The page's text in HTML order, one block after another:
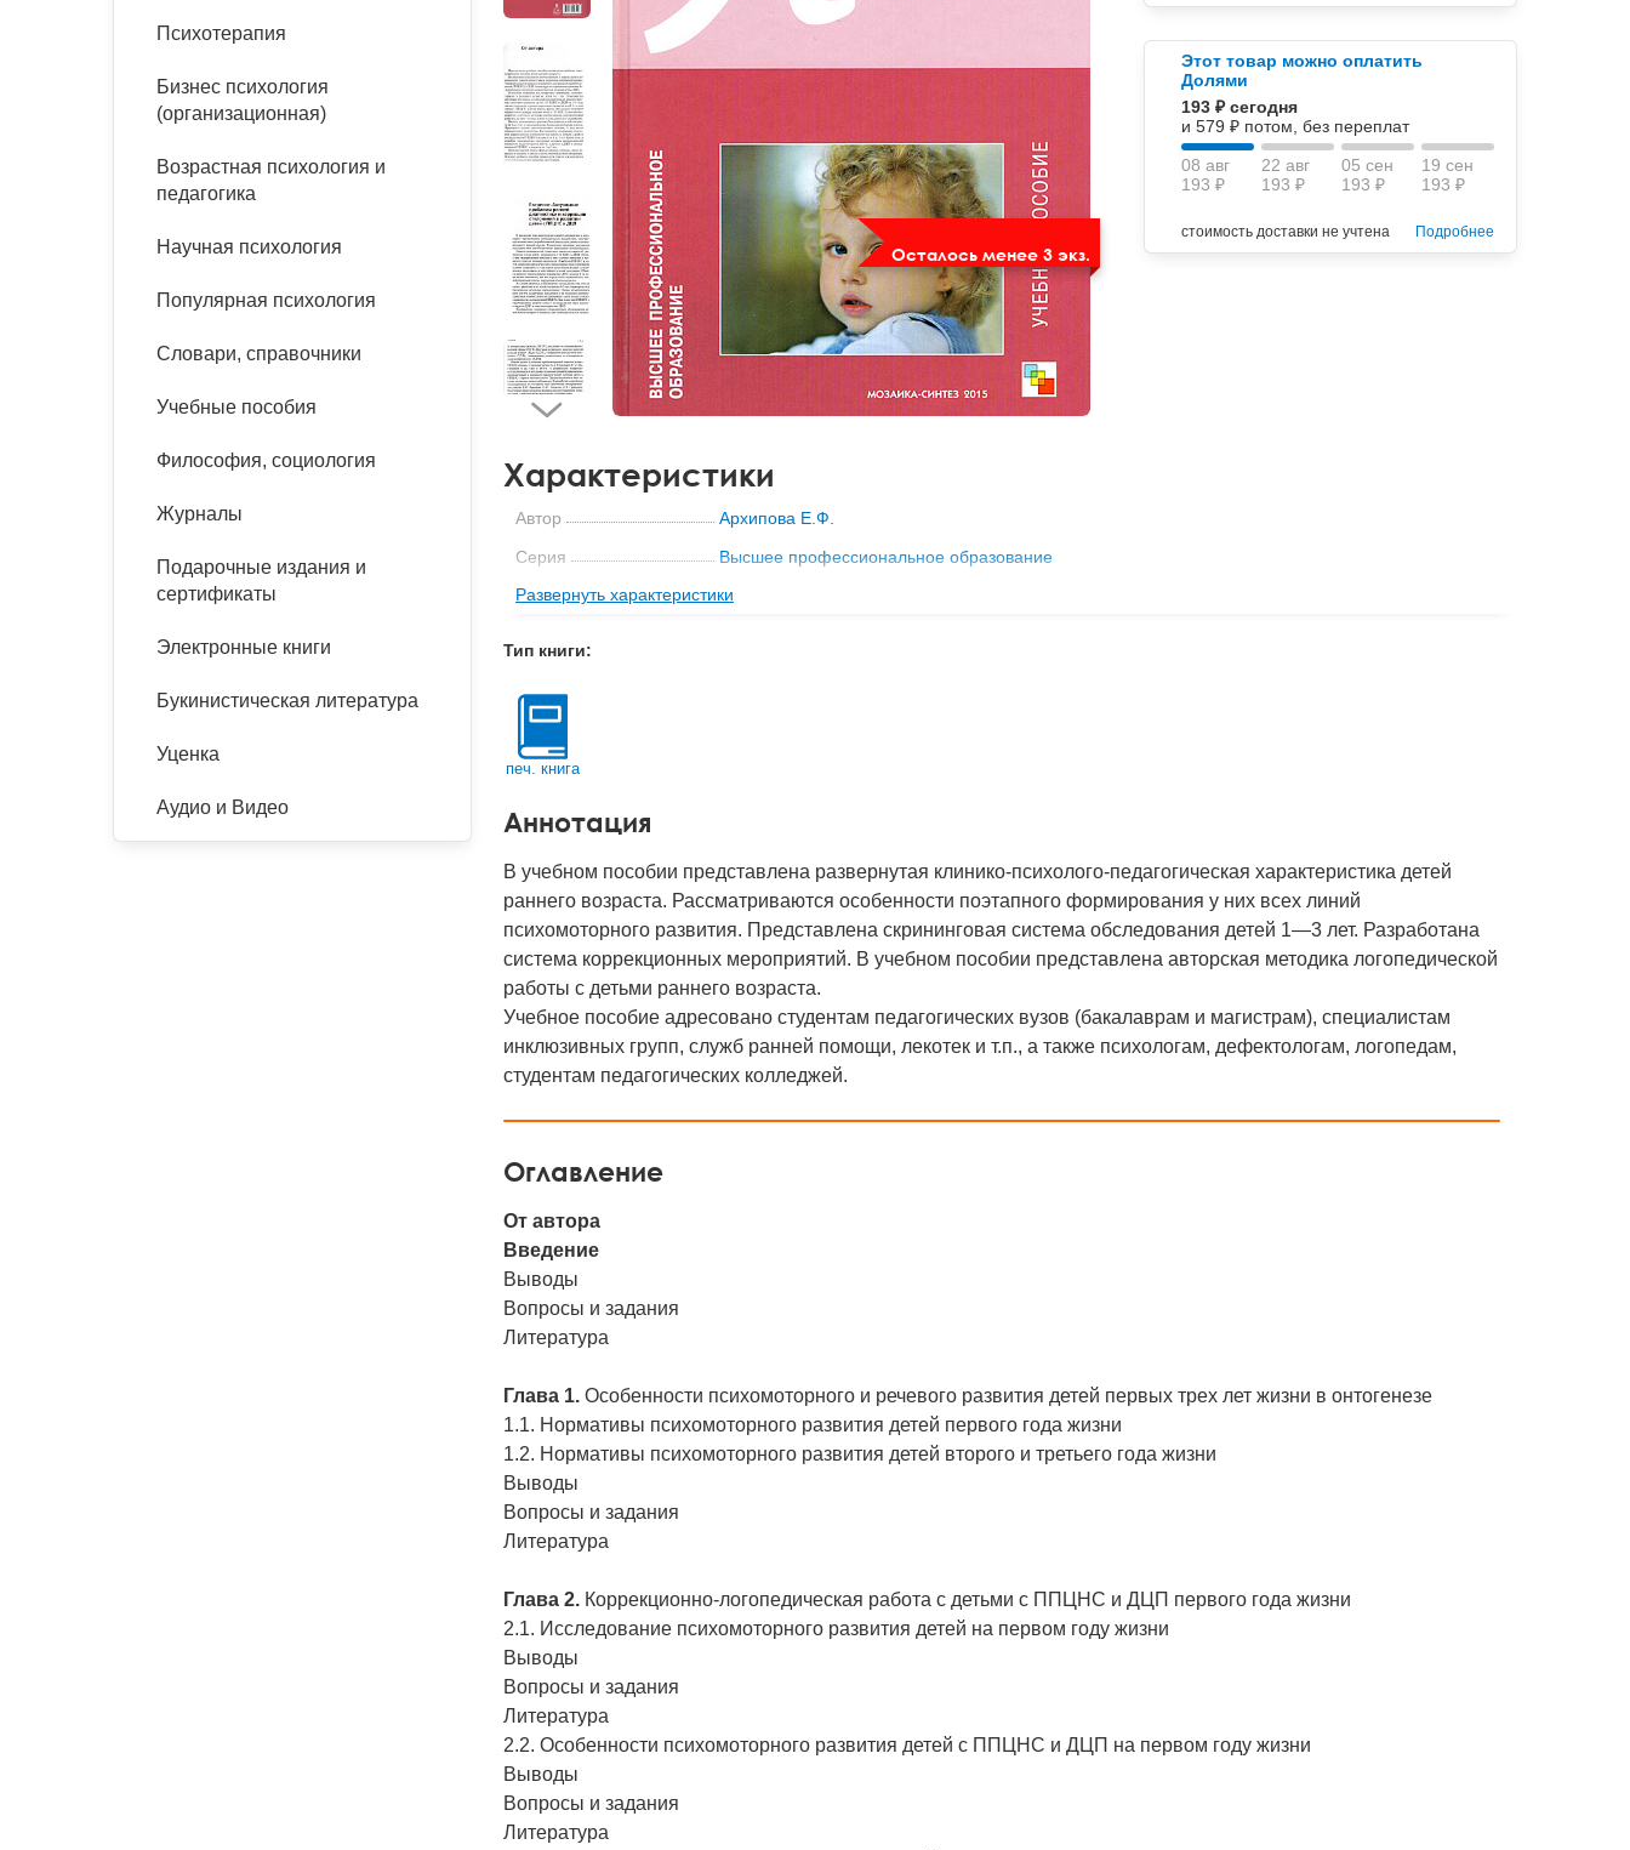
Расстройства пищевого
Тревожные расстройства,
Песочная терапия
Психодрама
Сказкотерапия
Другие направления
психотерапии
Классический, эриксоновский
Психология труда и
Психофизиология
Социальная психология
Социальная и
Учебная литература
Классический и юнгианский
Осталось менее 3 экз.
Этот товар можно оплатить
Долями
193 ₽ сегодня
и 579 ₽ потом, без переплат
08 авг
193 ₽
22 авг
193 ₽
05 сен
193 ₽
19 сен
193 ₽
стоимость доставки не учтена Подробнее
Характеристики
Автор
Архипова Е.Ф.
Серия
Высшее профессиональное образование
Издательство
Мозаика-Синтез
Тип обложки
Кол-во стр
ISBN
Код
25486
Развернуть характеристики
Тип книги:
печ. книга
Аннотация
В учебном пособии представлена развернутая клинико-психолого-педагогическая характеристика детей
раннего возраста. Рассматриваются особенности поэтапного формирования у них всех линий
психомоторного развития. Представлена скрининговая система обследования детей 1—3 лет. Разработана
система коррекционных мероприятий. В учебном пособии представлена авторская методика логопедической
работы с детьми раннего возраста.
Учебное пособие адресовано студентам педагогических вузов (бакалаврам и магистрам), специалистам
инклюзивных групп, служб ранней помощи, лекотек и т.п., а также психологам, дефектологам, логопедам,
студентам педагогических колледжей.
Оглавление
От автора
Введение
Выводы
Вопросы и задания
Литература
Глава 1. Особенности психомоторного и речевого развития детей первых трех лет жизни в онтогенезе
1.1. Нормативы психомоторного развития детей первого года жизни
1.2. Нормативы психомоторного развития детей второго и третьего года жизни
Выводы
Вопросы и задания
Литература
Глава 2. Коррекционно-логопедическая работа с детьми с ППЦНС и ДЦП первого года жизни
2.1. Исследование психомоторного развития детей на первом году жизни
Выводы
Вопросы и задания
Литература
2.2. Особенности психомоторного развития детей с ППЦНС и ДЦП на первом году жизни
Выводы
Вопросы и задания
Литература
Психотерапия
Бизнес психология
(организационная)
Возрастная психология и
педагогика
Научная психология
Популярная психология
Словари, справочники
Учебные пособия
Философия, социология
Журналы
Подарочные издания и
сертификаты
Электронные книги
Букинистическая литература
Уценка
Аудио и Видео